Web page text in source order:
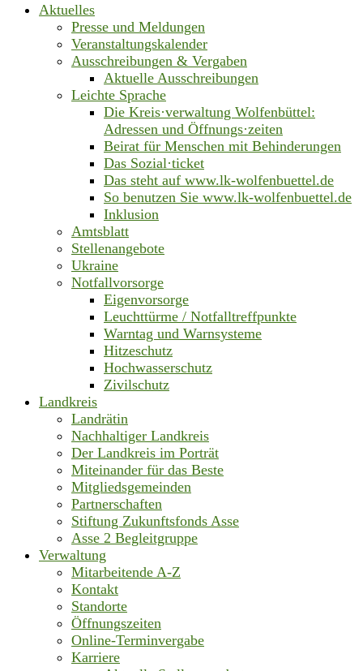
Aktuelles
Presse und Meldungen
Veranstaltungskalender
Ausschreibungen & Vergaben
Aktuelle Ausschreibungen
Leichte Sprache
Die Kreis·verwaltung Wolfenbüttel:
Adressen und Öffnungs·zeiten
Beirat für Menschen mit Behinderungen
Das Sozial·ticket
Das steht auf www.lk-wolfenbuettel.de
So benutzen Sie www.lk-wolfenbuettel.de
Inklusion
Amtsblatt
Stellenangebote
Ukraine
Notfallvorsorge
Eigenvorsorge
Leuchttürme / Notfalltreffpunkte
Warntag und Warnsysteme
Hitzeschutz
Hochwasserschutz
Zivilschutz
Landkreis
Landrätin
Nachhaltiger Landkreis
Der Landkreis im Porträt
Miteinander für das Beste
Mitgliedsgemeinden
Partnerschaften
Stiftung Zukunftsfonds Asse
Asse 2 Begleitgruppe
Verwaltung
Mitarbeitende A-Z
Kontakt
Standorte
Öffnungszeiten
Online-Terminvergabe
Karriere